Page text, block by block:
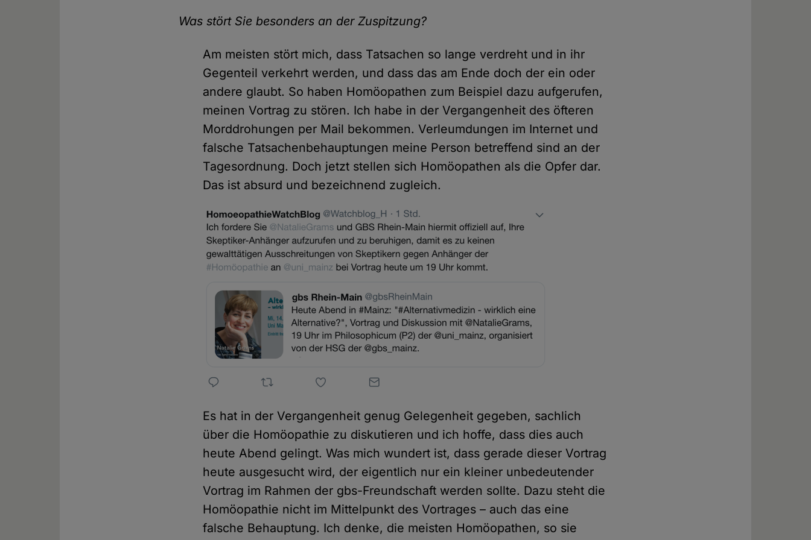
Was stört Sie besonders an der Zuspitzung?
Am meisten stört mich, dass Tatsachen so lange verdreht und in ihr
Gegenteil verkehrt werden, und dass das am Ende doch der ein oder
andere glaubt. So haben Homöopathen zum Beispiel dazu aufgerufen,
meinen Vortrag zu stören. Ich habe in der Vergangenheit des öfteren
Morddrohungen per Mail bekommen. Verleumdungen im Internet und
falsche Tatsachenbehauptungen meine Person betreffend sind an der
Tagesordnung. Doch jetzt stellen sich Homöopathen als die Opfer dar.
Das ist absurd und bezeichnend zugleich.
Es hat in der Vergangenheit genug Gelegenheit gegeben, sachlich
über die Homöopathie zu diskutieren und ich hoffe, dass dies auch
heute Abend gelingt. Was mich wundert ist, dass gerade dieser Vortrag
heute ausgesucht wird, der eigentlich nur ein kleiner unbedeutender
Vortrag im Rahmen der gbs-Freundschaft werden sollte. Dazu steht die
Homöopathie nicht im Mittelpunkt des Vortrages – auch das eine
falsche Behauptung. Ich denke, die meisten Homöopathen, so sie